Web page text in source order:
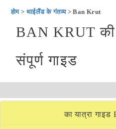
होम>थाईलैंड के गंतव्य> Ban Krut
BAN KRUT की
संपूर्ण गाइड
का यात्रा